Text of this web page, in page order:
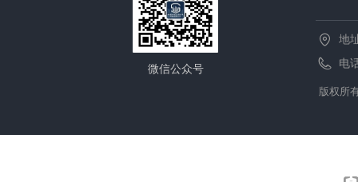
微信公众号
地
电
版权所